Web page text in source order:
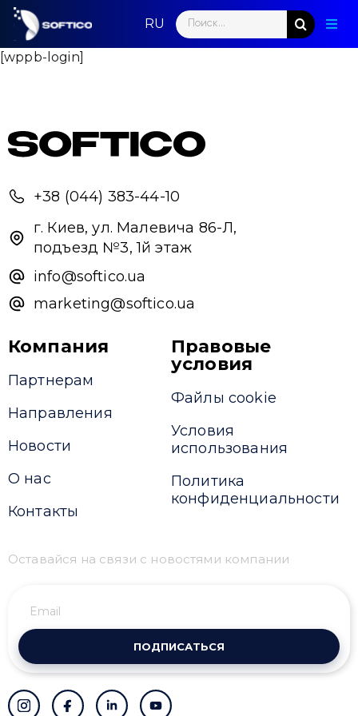
Skip
content
Search
for:
[wppb-login]
+38 (044) 383-44-10
г. Киев, ул. Малевича 86-Л,
подъезд №3, 1й этаж
info@softico.ua
marketing@softico.ua
Компания
Партнерам
Направления
Новости
О нас
Контакты
Правовые
условия
Файлы cookie
Условия
использования
Политика
конфиденциальности
Оставайся на связи с новостями компании
ПОДПИСАТЬСЯ
Привіт 👋, чим тобі допомогти?
Ми зазвичай відповідаємо дуже швидко
Надіслати повідомлення